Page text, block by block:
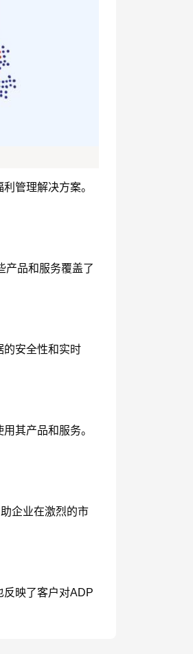
管理解决方案。
产品和服务覆盖了
的安全性和实时
其产品和服务。
企业在激烈的市
反映了客户对ADP